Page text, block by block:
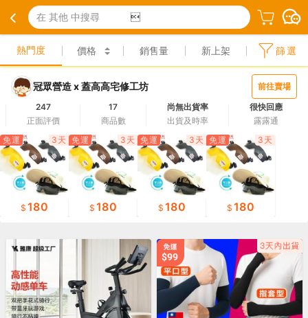
在 其他 中搜尋 
熱門度 價格 銷售量 新上架 篩選
冠眾營造 x 蓋高高宅修工坊
前往賣場
247
正面評價
17
商品數
尚無出貨率
出貨及時率
很快回應
露露通
免運
3天
180
免運 3天
180
免運 3天
180
免運 3天
180